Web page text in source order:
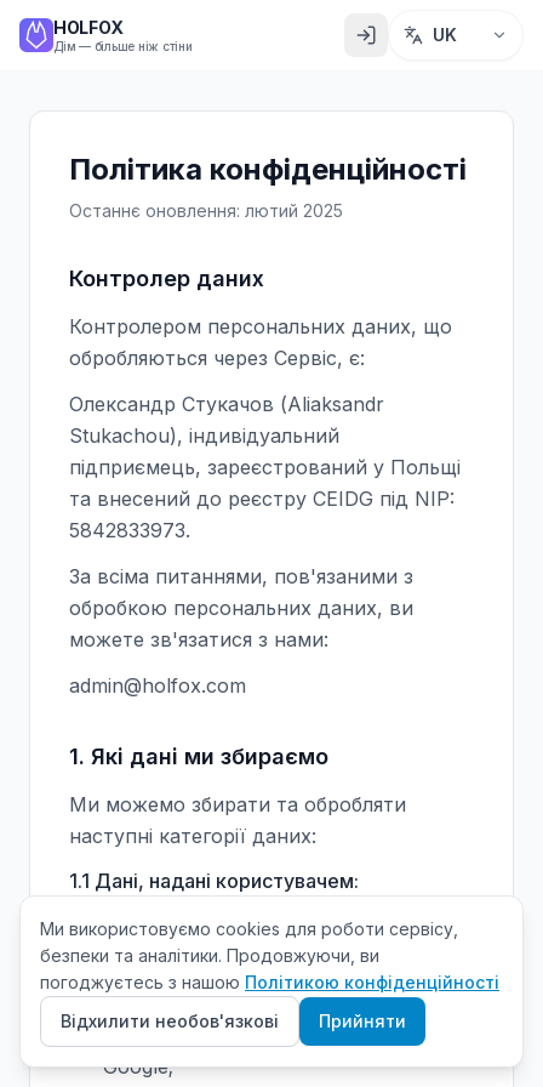
HOLFOX
Дім — більше ніж стіни
UK
Політика конфіденційності
Останнє оновлення: лютий 2025
Контролер даних
Контролером персональних даних, що
обробляються через Сервіс, є:
Олександр Стукачов (Aliaksandr
Stukachou), індивідуальний
підприємець, зареєстрований у Польщі
та внесений до реєстру CEIDG під NIP:
5842833973.
За всіма питаннями, пов'язаними з
обробкою персональних даних, ви
можете зв'язатися з нами:
admin@holfox.com
1. Які дані ми збираємо
Ми можемо збирати та обробляти
наступні категорії даних:
1.1 Дані, надані користувачем:
адреса електронної пошти;
ім'я та інформація профілю, надана
через автентифікацію Google;
ідентифікатор облікового запису
Google;
Ми використовуємо cookies для роботи сервісу,
безпеки та аналітики. Продовжуючи, ви
погоджуєтесь з нашою Політикою конфіденційності
Відхилити необов'язкові
Прийняти